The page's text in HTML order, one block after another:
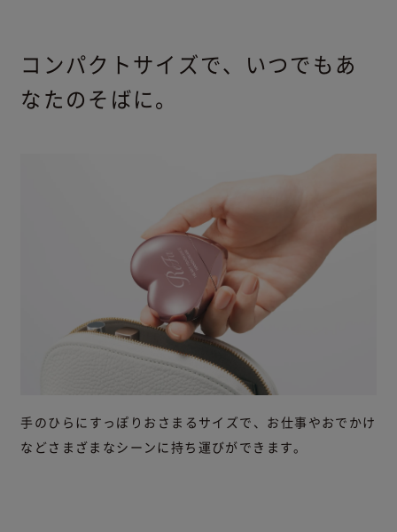
コンパクトサイズで、いつでもあ
なたのそばに。
手のひらにすっぽりおさまるサイズで、お仕事やおでかけ
などさまざまなシーンに持ち運びができます。